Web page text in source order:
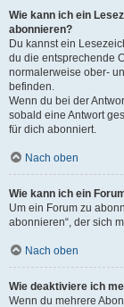
Wie kann ich ein
abonnieren?
Du kannst ein
du die entsprechende
normalerweise ober-
befinden.
Wenn du bei der
sobald eine Antwort
für dich abonniert.
Nach oben
Wie kann ich ein
Um ein Forum zu
abonnieren“, der sich
Nach oben
Wie deaktiviere ich
Wenn du mehrere